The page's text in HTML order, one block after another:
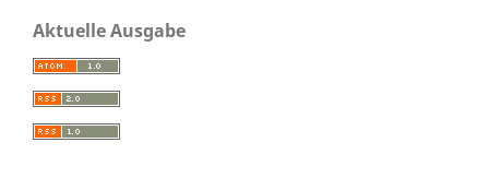
Aktuelle Ausgabe